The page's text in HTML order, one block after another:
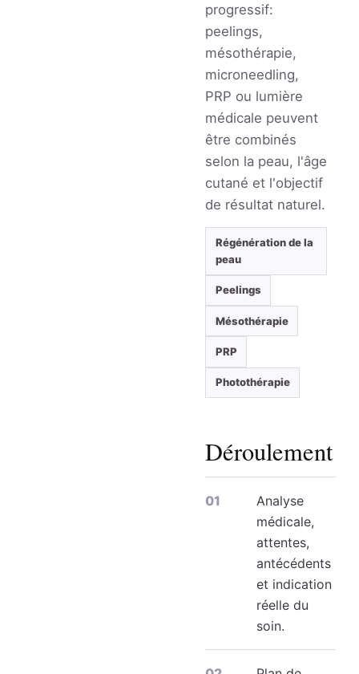
progressif:
peelings,
mésothérapie,
microneedling,
PRP ou lumière
médicale peuvent
être combinés
selon la peau, l'âge
cutané et l'objectif
de résultat naturel.
Régénération de la
peau
Peelings
Mésothérapie
PRP
Photothérapie
Déroulement
Analyse
médicale,
attentes,
antécédents
et indication
réelle du
soin.